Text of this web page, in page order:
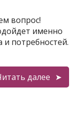
вопрос!
именно
и потребностей.
далее